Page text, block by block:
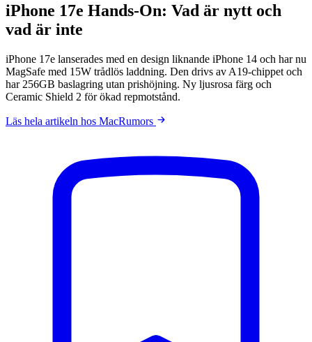
iPhone 17e Hands-On: Vad är nytt och
vad är inte
iPhone 17e lanserades med en design liknande iPhone 14 och har nu
MagSafe med 15W trådlös laddning. Den drivs av A19-chippet och
har 256GB baslagring utan prishöjning. Ny ljusrosa färg och
Ceramic Shield 2 för ökad repmotstånd.
Läs hela artikeln hos MacRumors